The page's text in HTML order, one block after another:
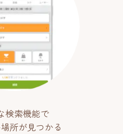
検索機能で
所が見つかる